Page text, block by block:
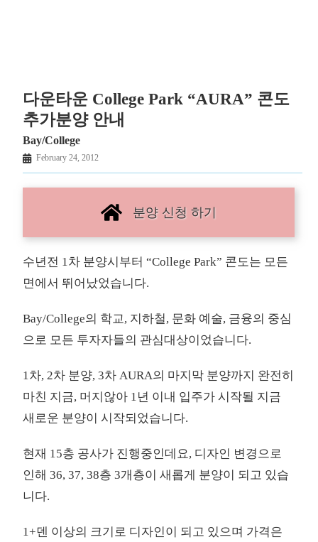
다운타운 College Park “AURA” 콘도
추가분양 안내
Bay/College
February 24, 2012
분양 신청 하기
수년전 1차 분양시부터 “College Park” 콘도는 모든
면에서 뛰어났었습니다.
Bay/College의 학교, 지하철, 문화 예술, 금융의 중심
으로 모든 투자자들의 관심대상이었습니다.
1차, 2차 분양, 3차 AURA의 마지막 분양까지 완전히
마친 지금, 머지않아 1년 이내 입주가 시작될 지금
새로운 분양이 시작되었습니다.
현재 15층 공사가 진행중인데요, 디자인 변경으로
인해 36, 37, 38층 3개층이 새롭게 분양이 되고 있습
니다.
1+덴 이상의 크기로 디자인이 되고 있으며 가격은